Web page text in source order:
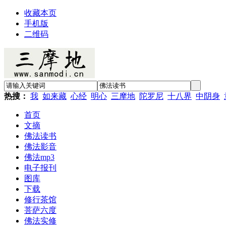
收藏本页
手机版
二维码
热搜： 我 如来藏 心经 明心 三摩地 陀罗尼 十八界 中阴身
首页
文摘
佛法读书
佛法影音
佛法mp3
电子报刊
图库
下载
修行茶馆
菩萨六度
佛法实修